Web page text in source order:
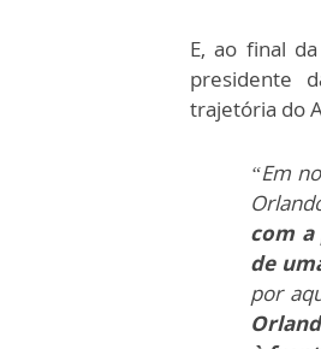
E, ao final
presidente
trajetória do
“Em
com a
de
por